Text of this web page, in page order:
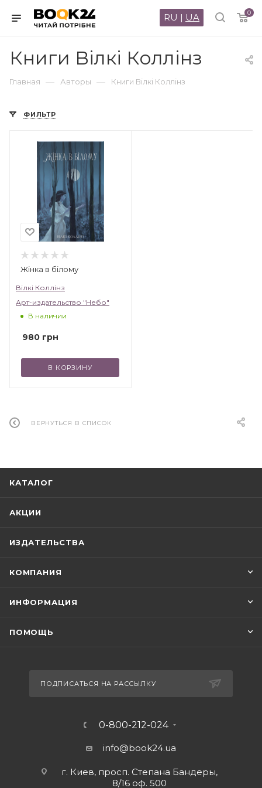
0
RU | UA
Книги Вілкі Коллінз
Главная — Авторы — Книги Вілкі Коллінз
ФИЛЬТР
Жінка в білому
Вілкі Коллінз
Арт-издательство "Небо"
В наличии
980 грн
В КОРЗИНУ
ВЕРНУТЬСЯ В СПИСОК
КАТАЛОГ
АКЦИИ
ИЗДАТЕЛЬСТВА
КОМПАНИЯ
ИНФОРМАЦИЯ
ПОМОЩЬ
ПОДПИСАТЬСЯ НА РАССЫЛКУ
0-800-212-024
info@book24.ua
г. Киев, просп. Степана Бандеры,
8/16 оф. 500